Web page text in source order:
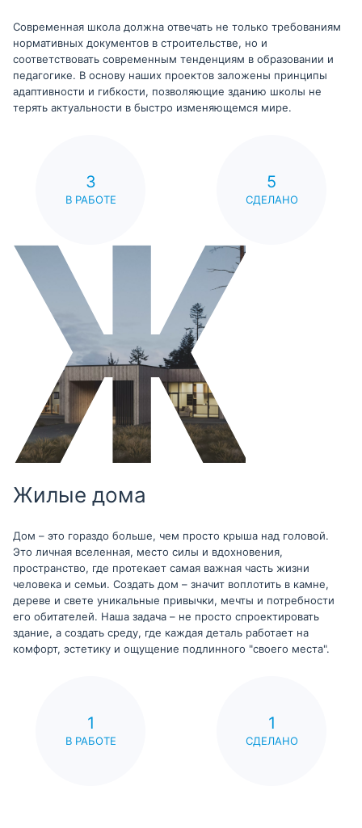
Современная школа должна отвечать не только требованиям
нормативных документов в строительстве, но и
соответствовать современным тенденциям в образовании и
педагогике. В основу наших проектов заложены принципы
адаптивности и гибкости, позволяющие зданию школы не
терять актуальности в быстро изменяющемся мире.
3
В РАБОТЕ
5
СДЕЛАНО
Жилые дома
Дом – это гораздо больше, чем просто крыша над головой.
Это личная вселенная, место силы и вдохновения,
пространство, где протекает самая важная часть жизни
человека и семьи. Создать дом – значит воплотить в камне,
дереве и свете уникальные привычки, мечты и потребности
его обитателей. Наша задача – не просто спроектировать
здание, а создать среду, где каждая деталь работает на
комфорт, эстетику и ощущение подлинного "своего места".
1
В РАБОТЕ
1
СДЕЛАНО